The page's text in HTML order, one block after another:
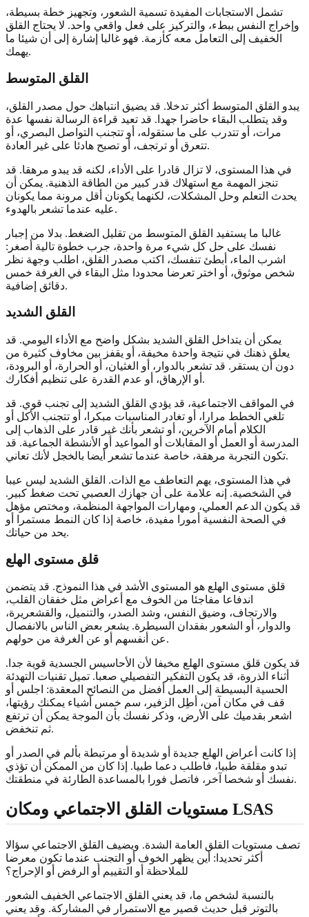
تشمل الاستجابات المفيدة تسمية الشعور، وتجهيز خطة بسيطة،
وإخراج النفس ببطء، والتركيز على فعل واقعي واحد. لا يحتاج القلق
الخفيف إلى التعامل معه كأزمة. فهو غالبا إشارة إلى أن شيئا ما
يهمك.
القلق المتوسط
يبدو القلق المتوسط أكثر تدخلا. قد يضيق انتباهك حول مصدر القلق،
وقد يتطلب البقاء حاضرا جهدا. قد تعيد قراءة الرسالة نفسها عدة
مرات، أو تتدرب على ما ستقوله، أو تتجنب التواصل البصري، أو
تتعرق أو ترتجف، أو تصبح هادئا على غير العادة.
في هذا المستوى، لا تزال قادرا على الأداء، لكنه قد يبدو مرهقا. قد
تنجز المهمة مع استهلاك قدر كبير من الطاقة الذهنية. يمكن أن
يحدث التعلم وحل المشكلات، لكنهما يكونان أقل مرونة مما يكونان
عليه عندما تشعر بالهدوء.
غالبا ما يستفيد القلق المتوسط من تقليل الضغط. بدلا من إجبار
نفسك على حل كل شيء مرة واحدة، جرب خطوة تالية أصغر:
اشرب الماء، أبطئ تنفسك، اكتب مصدر القلق، اطلب وجهة نظر
شخص موثوق، أو اختر تعرضا محدودا مثل البقاء في الغرفة خمس
دقائق إضافية.
القلق الشديد
يمكن أن يتداخل القلق الشديد بشكل واضح مع الأداء اليومي. قد
يعلق ذهنك في نتيجة واحدة مخيفة، أو يقفز بين مخاوف كثيرة من
دون أن يستقر. قد تشعر بالدوار، أو الغثيان، أو الحرارة، أو البرودة،
أو الإرهاق، أو عدم القدرة على تنظيم أفكارك.
في المواقف الاجتماعية، قد يؤدي القلق الشديد إلى تجنب قوي. قد
تلغي الخطط مرارا، أو تغادر المناسبات مبكرا، أو تتجنب الأكل أو
الكلام أمام الآخرين، أو تشعر بأنك غير قادر على الذهاب إلى
المدرسة أو العمل أو المقابلات أو المواعيد أو الأنشطة الجماعية. قد
تكون التجربة مرهقة، خاصة عندما تشعر أيضا بالخجل لأنك تعاني.
في هذا المستوى، يهم التعاطف مع الذات. القلق الشديد ليس عيبا
في الشخصية. إنه علامة على أن جهازك العصبي تحت ضغط كبير.
قد يكون الدعم العملي، ومهارات المواجهة المنظمة، ومختص مؤهل
في الصحة النفسية أمورا مفيدة، خاصة إذا كان النمط مستمرا أو
يحد من حياتك.
قلق مستوى الهلع
قلق مستوى الهلع هو المستوى الأشد في هذا النموذج. قد يتضمن
اندفاعا مفاجئا من الخوف مع أعراض مثل خفقان القلب،
والارتجاف، وضيق النفس، وشد الصدر، والتنميل، والقشعريرة،
والدوار، أو الشعور بفقدان السيطرة. يشعر بعض الناس بالانفصال
عن أنفسهم أو عن الغرفة من حولهم.
قد يكون قلق مستوى الهلع مخيفا لأن الأحاسيس الجسدية قوية جدا.
أثناء الذروة، قد يكون التفكير التفصيلي صعبا. تميل تقنيات التهدئة
الحسية البسيطة إلى العمل أفضل من النصائح المعقدة: اجلس أو
قف في مكان آمن، أطِل الزفير، سم خمس أشياء يمكنك رؤيتها،
اشعر بقدميك على الأرض، وذكر نفسك بأن الموجة يمكن أن ترتفع
ثم تنخفض.
إذا كانت أعراض الهلع جديدة أو شديدة أو مرتبطة بألم في الصدر أو
تبدو مقلقة طبيا، فاطلب دعما طبيا. إذا كان من الممكن أن تؤذي
نفسك أو شخصا آخر، فاتصل فورا بالمساعدة الطارئة في منطقتك.
مستويات القلق الاجتماعي ومكان LSAS
تصف مستويات القلق العامة الشدة. ويضيف القلق الاجتماعي سؤالا
أكثر تحديدا: أين يظهر الخوف أو التجنب عندما تكون معرضا
للملاحظة أو التقييم أو الرفض أو الإحراج؟
بالنسبة لشخص ما، قد يعني القلق الاجتماعي الخفيف الشعور
بالتوتر قبل حديث قصير مع الاستمرار في المشاركة. وقد يعني